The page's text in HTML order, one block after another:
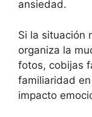
ansiedad.
Si la situación
organiza la
fotos, cobijas
familiaridad
impacto